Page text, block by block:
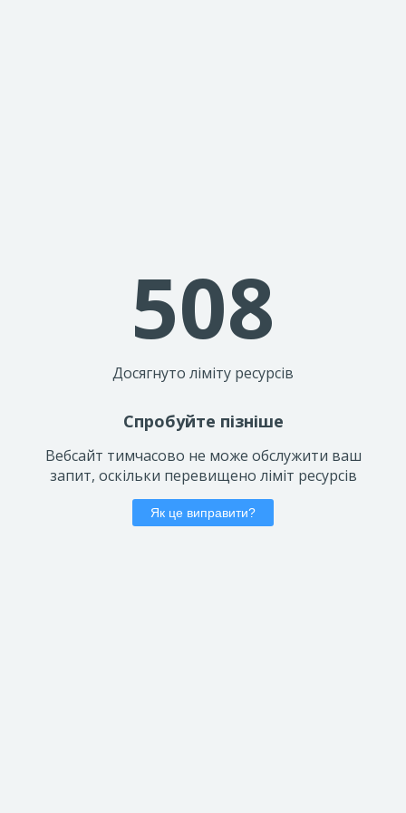
508
Досягнуто ліміту ресурсів
Спробуйте пізніше
Вебсайт тимчасово не може обслужити ваш
запит, оскільки перевищено ліміт ресурсів
Як це виправити?